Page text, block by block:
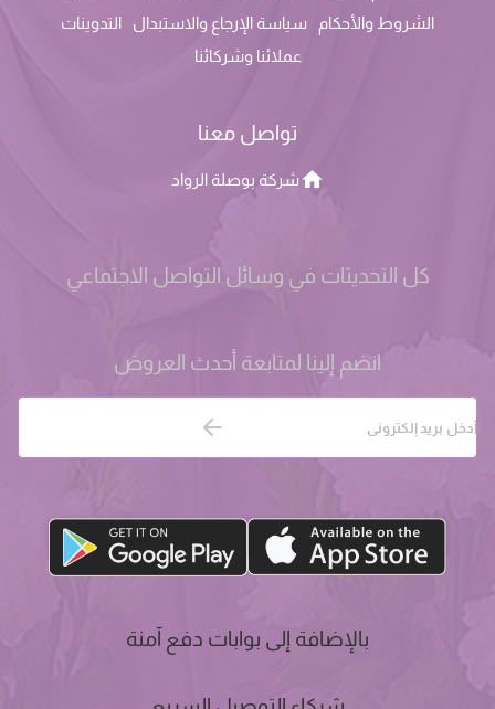
الشروط والأحكام
سياسة الإرجاع والاستبدال
التدوينات
عملائنا وشركائنا
تواصل معنا
شركة بوصلة الرواد
كل التحديثات في وسائل التواصل الاجتماعي
انضم إلينا لمتابعة أحدث العروض
بالإضافة إلى بوابات دفع آمنة